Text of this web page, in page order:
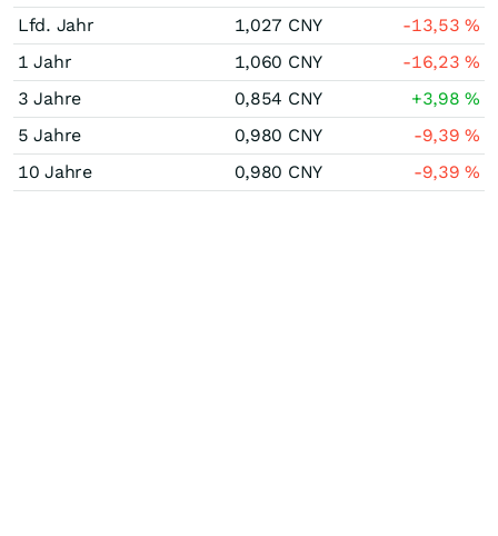
Lfd. Jahr
1,027 CNY -13,53%
1 Jahr
1,060 CNY -16,23%
3 Jahre
0,854 CNY +3,98%
5 Jahre
0,980 CNY -9,39%
10 Jahre
0,980 CNY -9,39%